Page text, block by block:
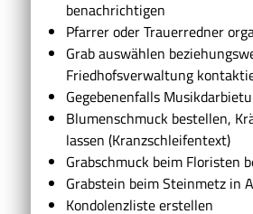
benachrichtigen
Pfarrer oder Trauerredner
Grab auswählen
Friedhofsverwaltung
Gegebenenfalls
Blumenschmuck bestellen,
lassen (Kranzschleifentext)
Grabschmuck beim Floristen
Grabstein beim Steinmetz in
Kondolenzliste erstellen